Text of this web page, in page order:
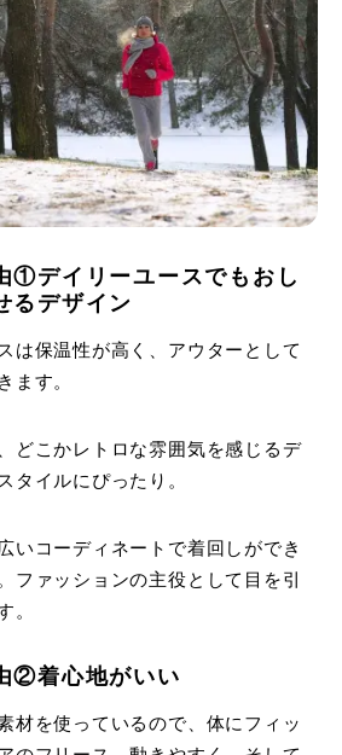
①デイリーユースでもおし
るデザイン
は保温性が高く、アウターとして
ます。
どこかレトロな雰囲気を感じるデ
タイルにぴったり。
いコーディネートで着回しができ
ファッションの主役として目を引
。
②着心地がいい
材を使っているので、体にフィッ